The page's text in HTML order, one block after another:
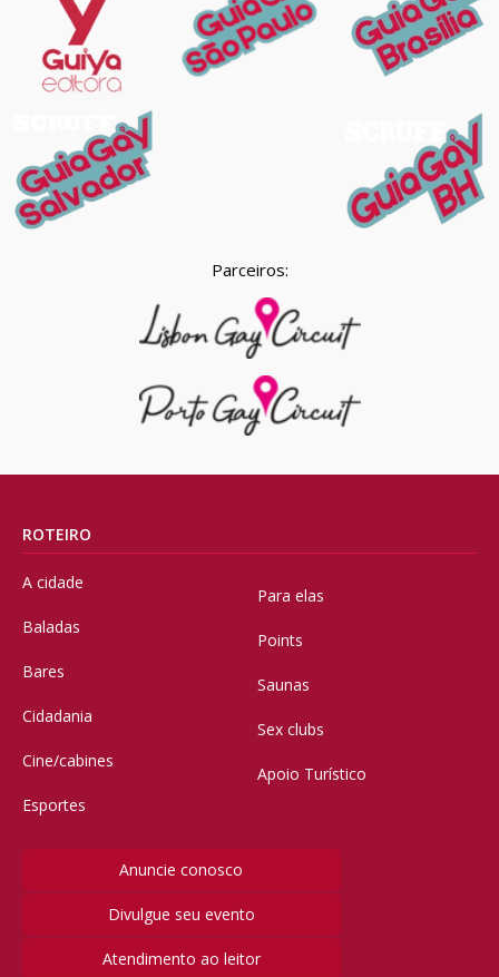
Parceiros:
ROTEIRO
A cidade
Baladas
Bares
Cidadania
Cine/cabines
Esportes
Para elas
Points
Saunas
Sex clubs
Apoio Turístico
Anuncie conosco
Divulgue seu evento
Atendimento ao leitor